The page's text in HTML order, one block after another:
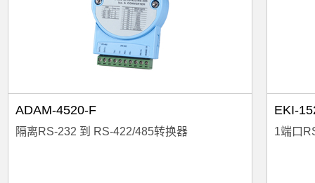
ADAM-4520-F
隔离RS-232 到 RS-422/485转换器
EKI-
1端口